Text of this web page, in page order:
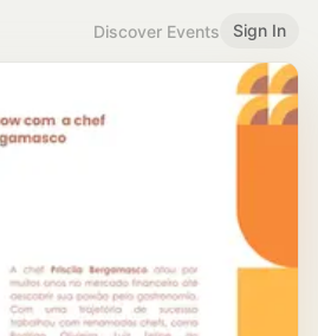
Discover Events Sign In